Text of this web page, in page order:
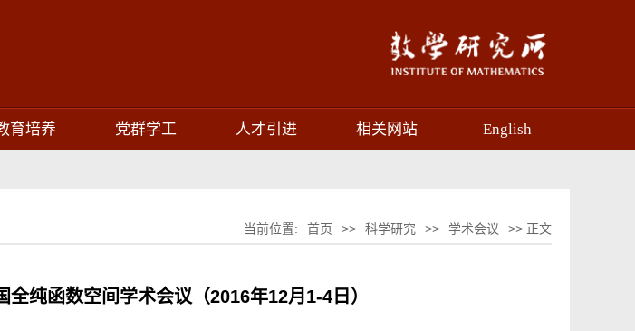
育培养 党群学工 人才引进 相关网站 English
当前位置: 首页 >> 科学研究 >> 学术会议 >> 正文
全纯函数空间学术会议（2016年12月1-4日）